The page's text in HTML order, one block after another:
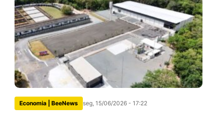
Economia | BeeNews seg, 15/06/2026 - 17:22